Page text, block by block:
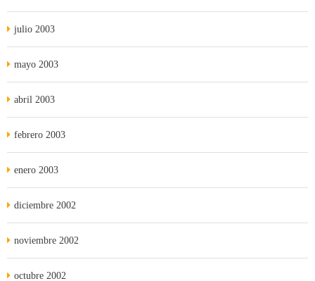
julio 2003
mayo 2003
abril 2003
febrero 2003
enero 2003
diciembre 2002
noviembre 2002
octubre 2002